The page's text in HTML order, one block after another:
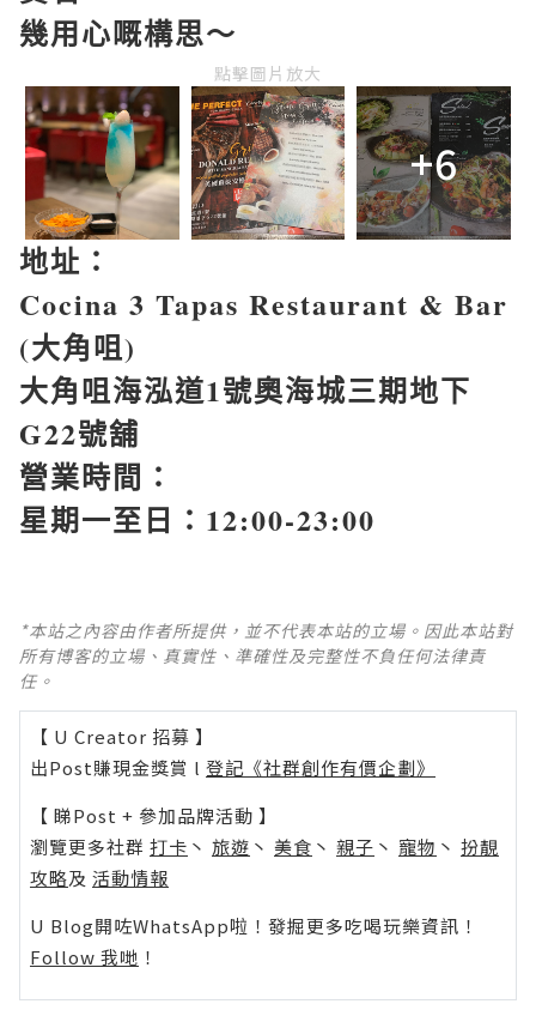
幾用心嘅構思～
點擊圖片放大
+6
地址：
Cocina 3 Tapas Restaurant & Bar
(大角咀)
大角咀海泓道1號奧海城三期地下
G22號舖
營業時間：
星期一至日： 12:00-23:00
*本站之內容由作者所提供，並不代表本站的立場。因此本站對
所有博客的立場、真實性、準確性及完整性不負任何法律責
任。
【 U Creator 招募 】
出Post賺現金獎賞 l 登記《社群創作有價企劃》
【 睇Post + 參加品牌活動 】
瀏覽更多社群 打卡 丶 旅遊 丶 美食 丶 親子 丶 寵物 丶 扮靚
攻略及 活動情報
U Blog開咗WhatsApp啦！發掘更多吃喝玩樂資訊！
Follow 我哋 ！